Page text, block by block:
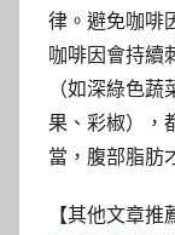
律。避免咖啡
咖啡因會持續
（如深綠色
果、彩椒），
當，腹部脂肪
【其他文章推